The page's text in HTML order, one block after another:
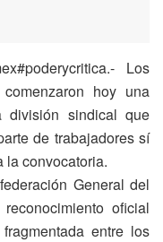
Los
hoy una
división sindical que
de trabajadores sí
la convocatoria.
General del
oficial
entre los